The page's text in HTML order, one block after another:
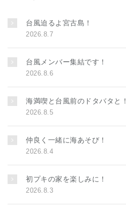
台風迫るよ宮古島！
2026.8.7
台風メンバー集結です！
2026.8.6
海満喫と台風前のドタバタと！
2026.8.5
仲良く一緒に海あそび！
2026.8.4
初プキの家を楽しみに！
2026.8.3